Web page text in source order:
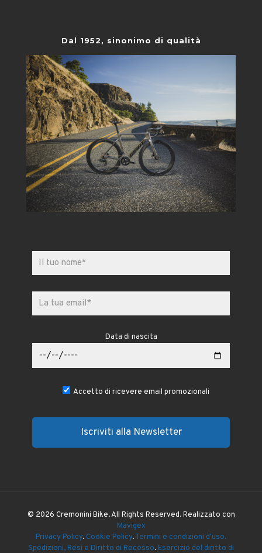
Dal 1952, sinonimo di qualità
Data di nascita
Accetto di ricevere email promozionali
© 2026 Cremonini Bike. All Rights Reserved. Realizzato con
Mavigex
Privacy Policy. Cookie Policy.Termini e condizioni d'uso.
Spedizioni, Resi e Diritto di Recesso. Esercizio del diritto di